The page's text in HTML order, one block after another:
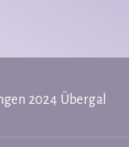
2024 Übergabe